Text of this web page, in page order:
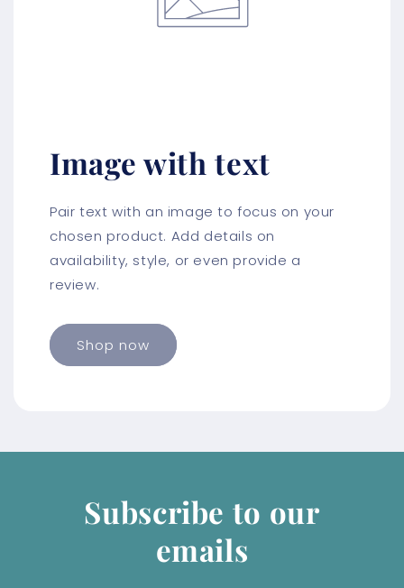
Image with text
Pair text with an image to focus on your
chosen product. Add details on
availability, style, or even provide a
review.
Shop now
Subscribe to our
emails